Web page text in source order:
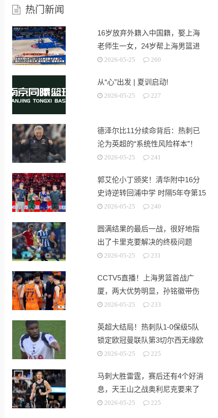
热门新闻
16岁放弃外籍入中国籍，娶上海
老师生一女，24岁帮上海男篮进
决赛
2026-05-25 260
从“心”出发 | 夏训启动!
2026-05-25 227
德泽尔比11分续命背后：热刺已
沦为英超的“系统性风险样本”！
2026-05-25 241
郭艾伦小丁颁奖！清华附中16分
史诗逆转回浦中学 时隔5年夺第15
冠2026-05-25 240
圆满结果的最后一战，很好地指
出了卡里克要解决的终极问题
2026-05-25 231
CCTV5直播！上海男篮首战广
厦，两大优势明显，孙铭徽带伤
出战！
2026-05-25 233
英超大结局！热刺队1-0保级5队
锁定欧冠曼联队第3切尔西无缘欧
战2026-05-25 225
马刺大胜雷霆，赛后还有4个好消
息，天王山之战奥利尼克要来了
2026-05-25 225